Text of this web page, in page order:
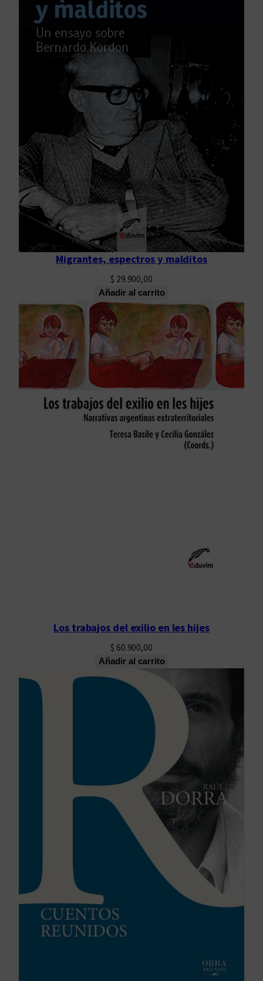
Migrantes, espectros y malditos
$ 29.900,00
Añadir al carrito
Los trabajos del exilio en les hijes
$ 60.900,00
Añadir al carrito